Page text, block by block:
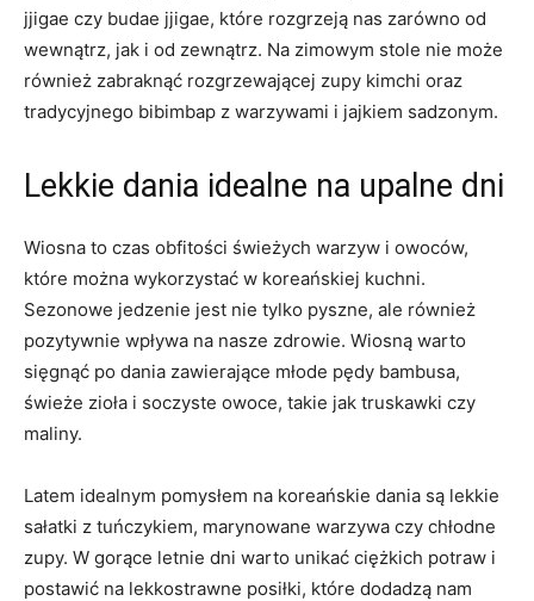
jjigae ‍czy budae jjigae, które ⁤rozgrzeją nas zarówno od
wewnątrz, jak i ⁣od zewnątrz. Na zimowym stole nie może
‍również zabraknąć rozgrzewającej zupy kimchi oraz
tradycyjnego ‌bibimbap z warzywami​ i ⁣jajkiem sadzonym.
Lekkie dania‌ idealne na upalne dni
Wiosna to czas obfitości świeżych warzyw i owoców,
które można​ wykorzystać ⁣w koreańskiej kuchni.
Sezonowe ⁣jedzenie⁤ jest nie ⁢tylko⁣ pyszne, ale również
pozytywnie⁣ wpływa na nasze zdrowie. ‍Wiosną warto​
sięgnąć po ⁤dania‌ zawierające młode pędy⁤ bambusa,
‌świeże‍ zioła i ⁤soczyste owoce, takie jak truskawki czy
maliny.
Latem idealnym ​pomysłem ‌na ‌koreańskie⁢ dania są lekkie
sałatki ⁣z ‌tuńczykiem, marynowane warzywa ​czy chłodne
zupy.​ W gorące letnie dni warto ​unikać ciężkich potraw i
postawić‍ na lekkostrawne posiłki,⁣ które dodadzą nam